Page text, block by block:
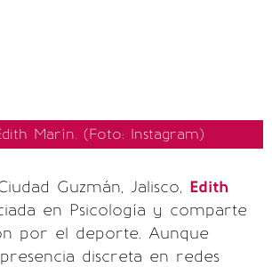
Marín. (Foto: Instagram)
Guzmán, Jalisco, Edith
en Psicología y comparte
por el deporte. Aunque
discreta en redes